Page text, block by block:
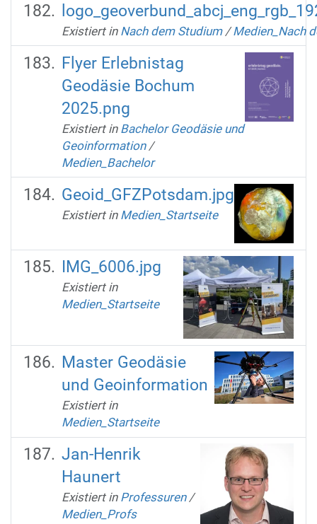
Existiert in Nach dem Studium /Medien_Nach
Flyer Erlebnistag
Geodäsie Bochum
2025.png
Existiert in Bachelor Geodäsie und
Geoinformation /
Medien_Bachelor
Geoid_GFZPotsdam.jpg
Existiert in Medien_Startseite
IMG_6006.jpg
Existiert in
Medien_Startseite
Master Geodäsie
und Geoinformation
Existiert in
Medien_Startseite
Jan-Henrik
Haunert
Existiert in Professuren /
Medien_Profs